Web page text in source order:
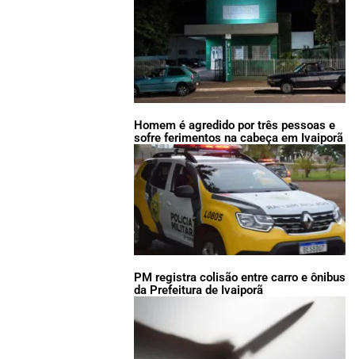
Homem é agredido por três pessoas e
sofre ferimentos na cabeça em Ivaiporã
PM registra colisão entre carro e ônibus
da Prefeitura de Ivaiporã